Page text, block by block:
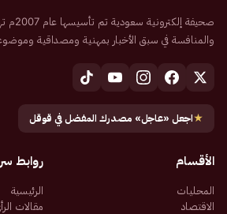
صحيفة
والمنافسة في سبق الأخبار بمهنية ومصداقية
★اجعل «عاجل» مصدرك المفضل في قوقل
الأقسام
المحليات
الاقتصاد
روابط
الرئيسية
مقالات